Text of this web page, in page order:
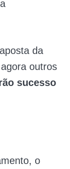
da
outros
sucesso
o